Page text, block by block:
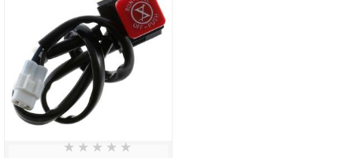
★ ★ ★ ★ ★